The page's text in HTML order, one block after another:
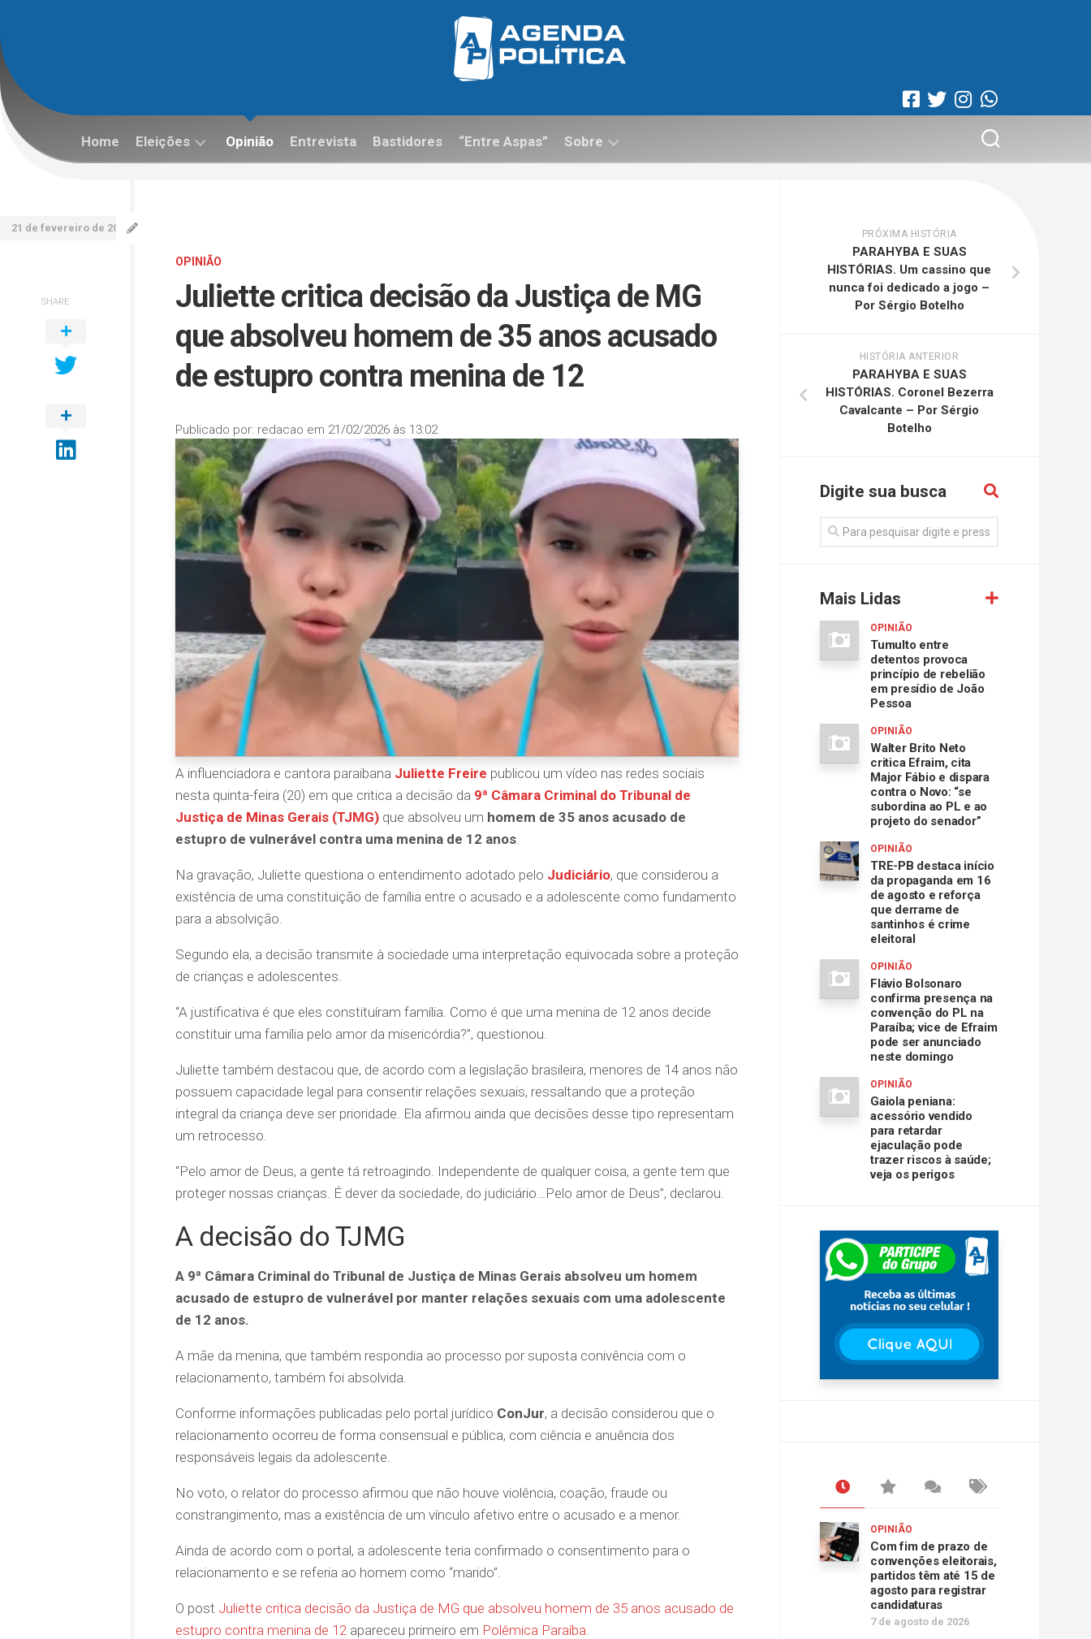
content
Home Eleições Opinião Entrevista Bastidores “Entre Aspas” Sobre
OPINIÃO
Juliette critica decisão da Justiça de MG
que absolveu homem de 35 anos acusado
de estupro contra menina de 12
Publicado por: redacao em 21/02/2026 às 13:02
21 de fevereiro de 2026
A influenciadora e cantora paraibana Juliette Freire publicou um vídeo nas redes sociais
nesta quinta-feira (20) em que critica a decisão da 9ª Câmara Criminal do Tribunal de
Justiça de Minas Gerais (TJMG) que absolveu um homem de 35 anos acusado de
estupro de vulnerável contra uma menina de 12 anos
Na gravação, Juliette questiona o entendimento adotado pelo Judiciário, que considerou a
existência de uma constituição de família entre o acusado e a adolescente como fundamento
para a absolvição.
Segundo ela, a decisão transmite à sociedade uma interpretação equivocada sobre a proteção
de crianças e adolescentes.
“A justificativa é que eles constituíram família. Como é que uma menina de 12 anos decide
constituir uma família pelo amor da misericórdia?”, questionou.
Juliette também destacou que, de acordo com a legislação brasileira, menores de 14 anos não
possuem capacidade legal para consentir relações sexuais, ressaltando que a proteção
integral da criança deve ser prioridade. Ela afirmou ainda que decisões desse tipo representam
um retrocesso.
“Pelo amor de Deus, a gente tá retroagindo. Independente de qualquer coisa, a gente tem que
proteger nossas crianças. É dever da sociedade, do judiciário…Pelo amor de Deus”, declarou.
A decisão do TJMG
A 9ª Câmara Criminal do Tribunal de Justiça de Minas Gerais absolveu um homem
acusado de estupro de vulnerável por manter relações sexuais com uma adolescente
de 12 anos.
A mãe da menina, que também respondia ao processo por suposta conivência com o
relacionamento, também foi absolvida.
Conforme informações publicadas pelo portal jurídico ConJur, a decisão considerou que o
relacionamento ocorreu de forma consensual e pública, com ciência e anuência dos
responsáveis legais da adolescente.
No voto, o relator do processo afirmou que não houve violência, coação, fraude ou
constrangimento, mas a existência de um vínculo afetivo entre o acusado e a menor.
Ainda de acordo com o portal, a adolescente teria confirmado o consentimento para o
relacionamento e se referia ao homem como “marido”.
O post Juliette critica decisão da Justiça de MG que absolveu homem de 35 anos acusado de
estupro contra menina de 12 apareceu primeiro em Polêmica Paraíba
SHARE
PRÓXIMA HISTÓRIA
PARAHYBA E SUAS
HISTÓRIAS. Um cassino que
nunca foi dedicado a jogo –
Por Sérgio Botelho
HISTÓRIA ANTERIOR
PARAHYBA E SUAS
HISTÓRIAS. Coronel Bezerra
Cavalcante – Por Sérgio
Botelho
Digite sua busca
Mais Lidas
OPINIÃO
Tumulto entre
detentos provoca
princípio de rebelião
em presídio de João
Pessoa
OPINIÃO
Walter Brito Neto
critica Efraim, cita
Major Fábio e dispara
contra o Novo: “se
subordina ao PL e ao
projeto do senador”
OPINIÃO
TRE-PB destaca início
da propaganda em 16
de agosto e reforça
que derrame de
santinhos é crime
eleitoral
OPINIÃO
Flávio Bolsonaro
confirma presença na
convenção do PL na
Paraíba; vice de Efraim
pode ser anunciado
neste domingo
OPINIÃO
Gaiola peniana:
acessório vendido
para retardar
ejaculação pode
trazer riscos à saúde;
veja os perigos
OPINIÃO
Com fim de prazo de
convenções eleitorais,
partidos têm até 15 de
agosto para registrar
candidaturas
7 de agosto de 2026